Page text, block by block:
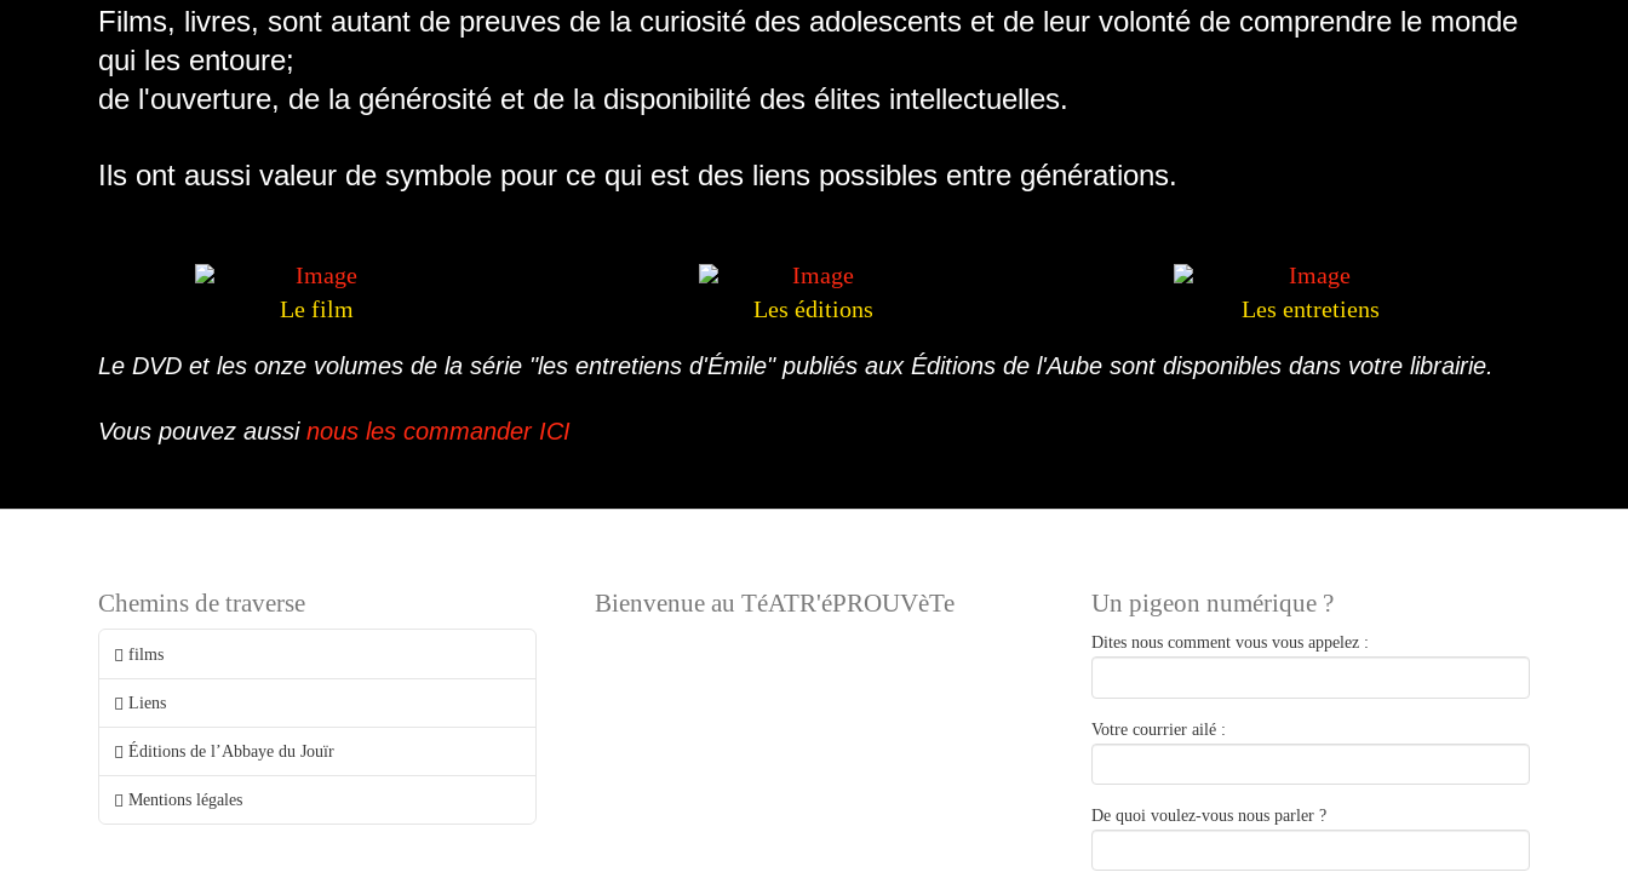
Films, livres, sont autant de preuves de la curiosité des adolescents et de leur volonté de comprendre le monde
qui les entoure;
de l'ouverture, de la générosité et de la disponibilité des élites intellectuelles.
Ils ont aussi valeur de symbole pour ce qui est des liens possibles entre générations.
Le film Les éditions Les entretiens
Le DVD et les onze volumes de la série "les entretiens d'Émile" publiés aux Éditions de l'Aube sont disponibles dans votre librairie.
Vous pouvez aussi nous les commander ICI
Chemins de traverse
films
Liens
Éditions de l’Abbaye du Jouïr
Mentions légales
Bienvenue au TéATR'éPROUVèTe Un pigeon numérique ?
Dites nous comment vous vous appelez :
Votre courrier ailé :
De quoi voulez-vous nous parler ?